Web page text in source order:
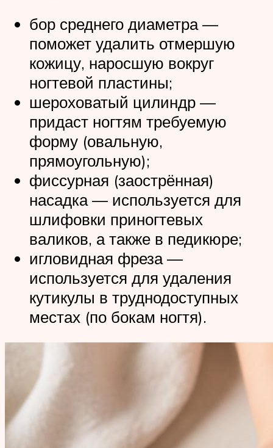
бор среднего диаметра —
поможет удалить отмершую
кожицу, наросшую вокруг
ногтевой пластины;
шероховатый цилиндр —
придаст ногтям требуемую
форму (овальную,
прямоугольную);
фиссурная (заострённая)
насадка — используется для
шлифовки приногтевых
валиков, а также в педикюре;
игловидная фреза —
используется для удаления
кутикулы в труднодоступных
местах (по бокам ногтя).